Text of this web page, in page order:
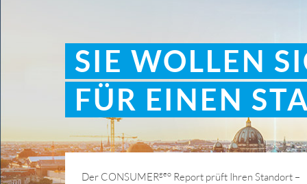
Der CONSUMERgeo Report prüft Ihren Standort –
FÜR EINEN
SIE WOLLEN